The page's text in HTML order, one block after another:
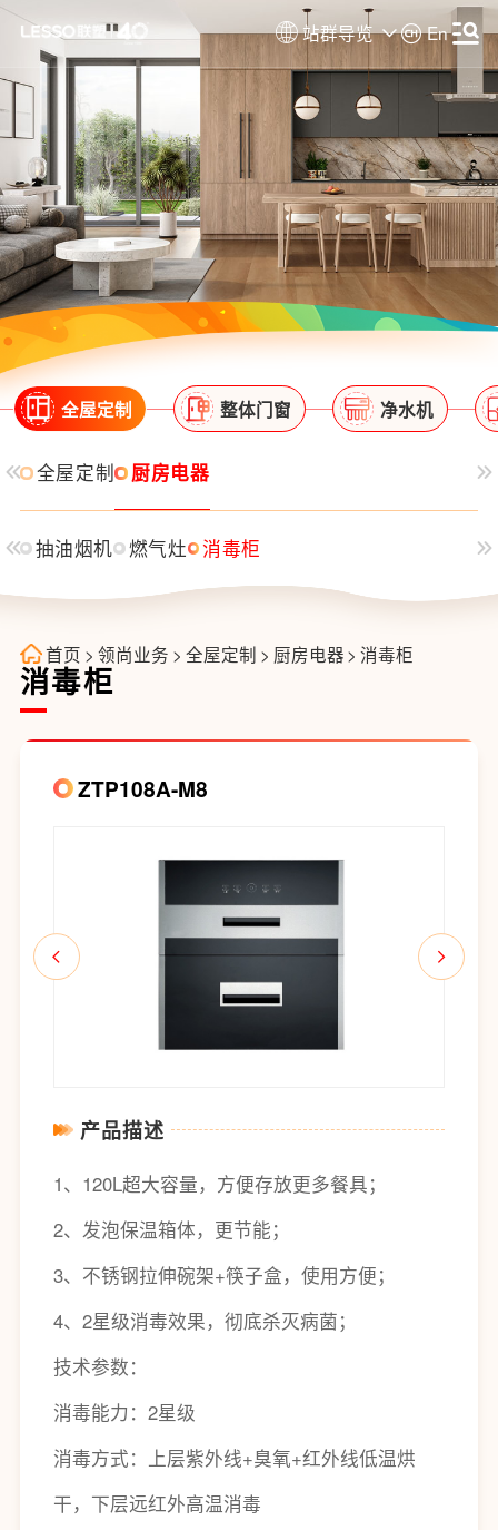
站群导览 En
全屋定制 整体门窗 净水机
全屋定制 厨房电器
抽油烟机 燃气灶 消毒柜
消毒柜
首页 > 领尚业务 > 全屋定制 > 厨房电器> 消毒柜
ZTP108A-M8
产品描述
1、120L超大容量，方便存放更多餐具；
2、发泡保温箱体，更节能；
3、不锈钢拉伸碗架+筷子盒，使用方便；
4、2星级消毒效果，彻底杀灭病菌；
技术参数：
消毒能力：2星级
消毒方式：上层紫外线+臭氧+红外线低温烘
干，下层远红外高温消毒